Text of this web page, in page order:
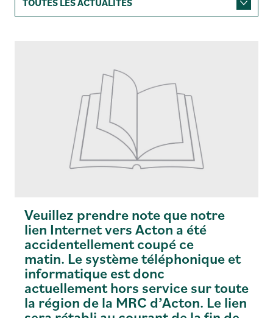
Veuillez prendre note que notre
lien Internet vers Acton a été
accidentellement coupé ce
matin. Le système téléphonique et
informatique est donc
actuellement hors service sur toute
la région de la MRC d’Acton. Le lien